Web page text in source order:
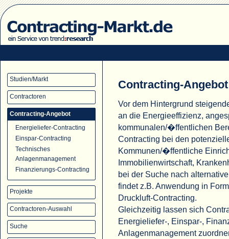
Studien/Markt
Contractoren
Contracting-Angebot
Energieliefer-Contracting
Einspar-Contracting
Technisches
Anlagenmanagement
Finanzierungs-Contracting
Projekte
Contractoren-Auswahl
Suche
Contracting-Angebot
Vor dem Hintergrund
an die Energieeffizienz,
kommunalen/�ffentlichen
Contracting bei den
Kommunen/�ffentliche
Immobilienwirtschaft,
bei der Suche nach
findet z.B. Anwendung in
Druckluft-Contracting.
Gleichzeitig lassen sich
Energieliefer-, Einspar-,
Anlagenmanagement